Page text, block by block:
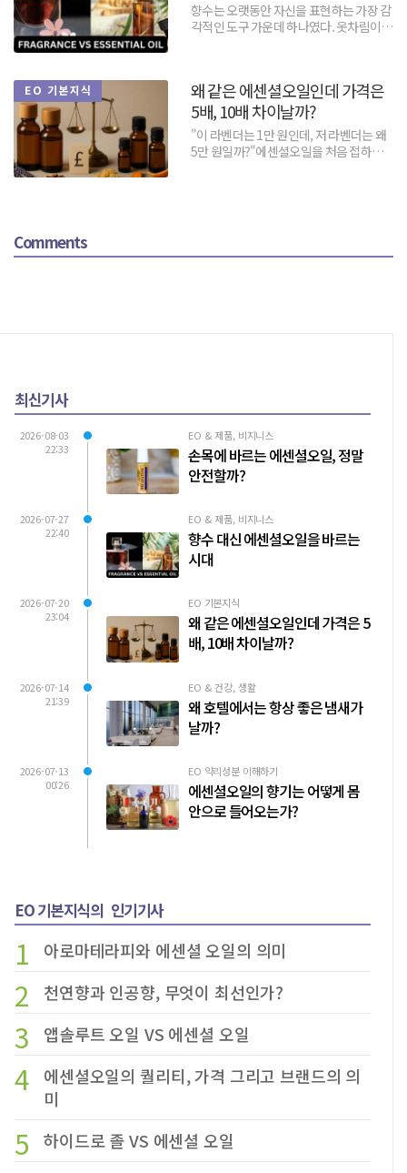
향수는 오랫동안 자신을 표현하는 가장 감
각적인 도구 가운데 하나였다. 옷차림이나
EO 기본지식
왜 같은 에센셜오일인데 가격은
5배, 10배 차이날까?
"이 라벤더는 1만 원인데, 저 라벤더는 왜
5만 원일까?"에센셜오일을 처음 접하는
Comments
최신기사
2026-08-03
22:33
EO & 제품, 비지니스
손목에 바르는 에센셜오일, 정말
안전할까?
2026-07-27
22:40
EO & 제품, 비지니스
향수 대신 에센셜오일을 바르는
시대
2026-07-20
23:04
EO 기본지식
왜 같은 에센셜오일인데 가격은 5
배, 10배 차이날까?
2026-07-14
21:39
EO & 건강, 생활
왜 호텔에서는 항상 좋은 냄새가
날까?
2026-07-13
00:26
EO 약리성분 이해하기
에센셜오일의 향기는 어떻게 몸
안으로 들어오는가?
EO 기본지식의 인기기사
1 아로마테라피와 에센셜 오일의 의미
2 천연향과 인공향, 무엇이 최선인가?
3 앱솔루트 오일 VS 에센셜 오일
4
에센셜오일의 퀄리티, 가격 그리고 브랜드의 의
미
5 하이드로 졸 VS 에센셜 오일